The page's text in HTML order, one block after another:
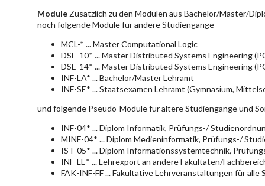
Module Zusätzlich zu den Modulen aus Bachelor/Master/
noch folgende Module für andere Studiengänge
MCL-* ... Master Computational Logic
DSE-10* ... Master Distributed Systems Engineering
DSE-14* ... Master Distributed Systems Engineering
INF-LA* ... Bachelor/Master Lehramt
INF-SE* ... Staatsexamen Lehramt (Gymnasium,
und folgende Pseudo-Module für ältere Studiengänge und
INF-04* ... Diplom Informatik, Prüfungs-/
MINF-04* ... Diplom Medieninformatik, Prüfungs-/
IST-05* ... Diplom Informationssystemtechnik,
INF-LE* ... Lehrexport an andere Fakultäten/
FAK-INF-FF ... Fakultative Lehrveranstaltungen für